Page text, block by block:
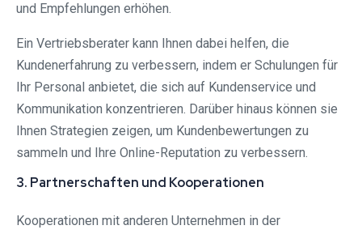
und Empfehlungen erhöhen.
Ein Vertriebsberater kann Ihnen dabei helfen, die
Kundenerfahrung zu verbessern, indem er Schulungen für
Ihr Personal anbietet, die sich auf Kundenservice und
Kommunikation konzentrieren. Darüber hinaus können sie
Ihnen Strategien zeigen, um Kundenbewertungen zu
sammeln und Ihre Online-Reputation zu verbessern.
3. Partnerschaften und Kooperationen
Kooperationen mit anderen Unternehmen in der